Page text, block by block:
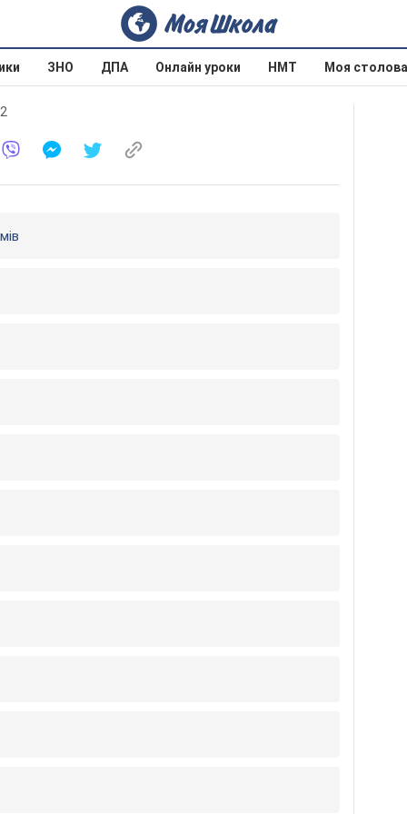
ЗНО ДПА Онлайн уроки НМТ Моя